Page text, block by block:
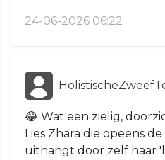
24-06-2026 06:22
😂 Wat een zielig,
Lies Zhara die opeens
uithangt door zelf haar